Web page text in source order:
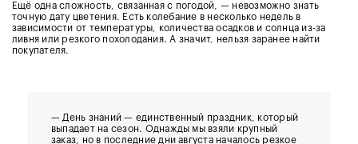
Ещё одна сложность, связанная с погодой, — невозможно знать
точную дату цветения. Есть колебание в несколько недель в
зависимости от температуры, количества осадков и солнца из-за
ливня или резкого похолодания. А значит, нельзя заранее найти
покупателя.
— День знаний — единственный праздник, который
выпадает на сезон. Однажды мы взяли крупный
заказ, но в последние дни августа началось резкое